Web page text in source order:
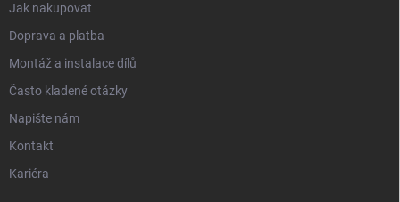
Jak nakupovat
Doprava a platba
Montáž a instalace dílů
Často kladené otázky
Napište nám
Kontakt
Kariéra